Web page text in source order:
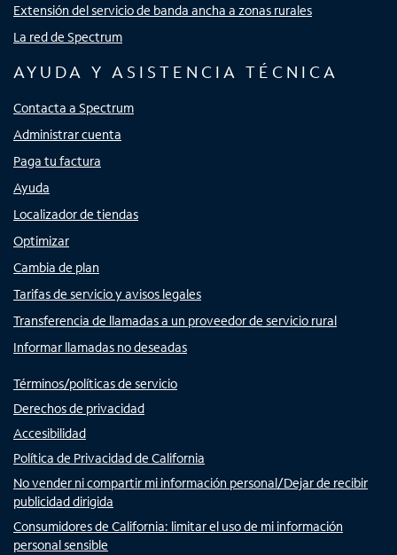
Extensión del servicio de banda ancha a zonas rurales
La red de Spectrum
AYUDA Y ASISTENCIA TÉCNICA
Contacta a Spectrum
Administrar cuenta
Paga tu factura
Ayuda
Localizador de tiendas
Optimizar
Cambia de plan
Tarifas de servicio y avisos legales
Transferencia de llamadas a un proveedor de servicio rural
Informar llamadas no deseadas
Términos/políticas de servicio
Derechos de privacidad
Accesibilidad
Política de Privacidad de California
No vender ni compartir mi información personal/Dejar de recibir
publicidad dirigida
Consumidores de California: limitar el uso de mi información
personal sensible